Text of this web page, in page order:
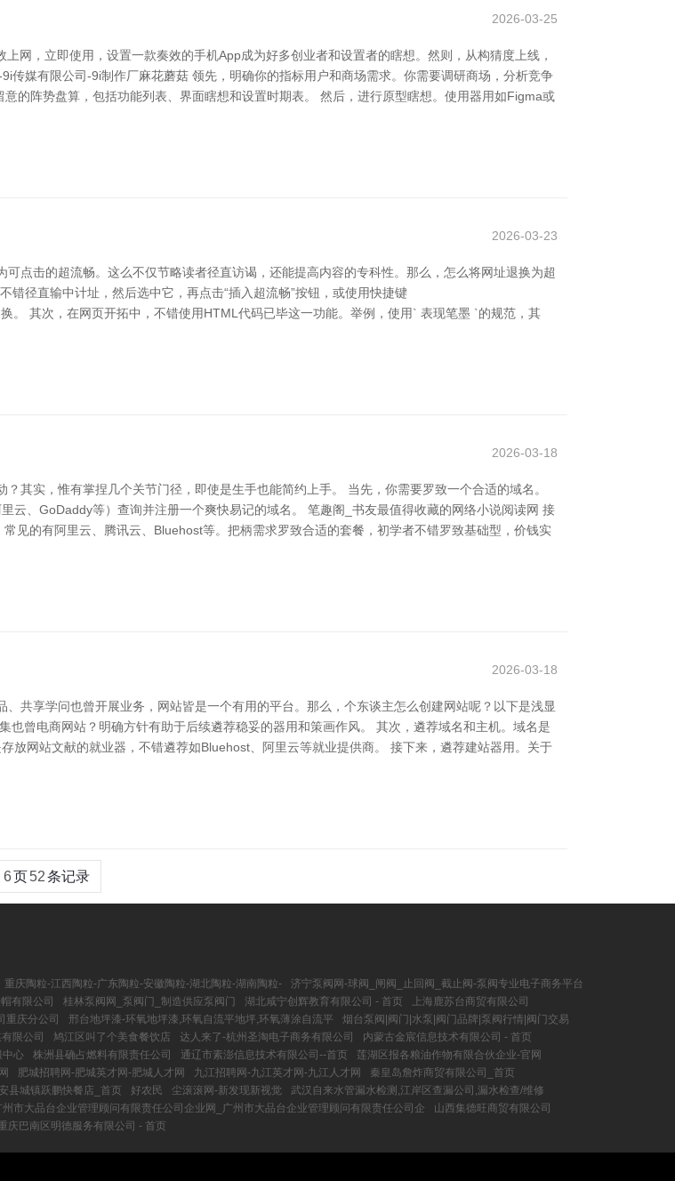
2026-03-25
网，立即使用，设置一款奏效的手机App成为好多创业者和设置者的瞎想。然则，从构猜度上线，
传媒有限公司-9i制作厂麻花蘑菇 领先，明确你的指标用户和商场需求。你需要调研商场，分析竞争
的阵势盘算，包括功能列表、界面瞎想和设置时期表。 然后，进行原型瞎想。使用器用如Figma或
2026-03-23
点击的超流畅。这么不仅节略读者径直访谒，还能提高内容的专科性。那么，怎么将网址退换为超
径直输中计址，然后选中它，再点击“插入超流畅”按钮，或使用快捷键
。 其次，在网页开拓中，不错使用HTML代码已毕这一功能。举例，使用` 表现笔墨 `的规范，其
2026-03-18
其实，惟有掌捏几个关节门径，即使是生手也能简约上手。 当先，你需要罗致一个合适的域名。
云、GoDaddy等）查询并注册一个爽快易记的域名。 笔趣阁_书友最值得收藏的网络小说阅读网 接
见的有阿里云、腾讯云、Bluehost等。把柄需求罗致合适的套餐，初学者不错罗致基础型，价钱实
2026-03-18
共享学问也曾开展业务，网站皆是一个有用的平台。那么，个东谈主怎么创建网站呢？以下是浅显
曾电商网站？明确方针有助于后续遴荐稳妥的器用和策画作风。 其次，遴荐域名和主机。域名是
放网站文献的就业器，不错遴荐如Bluehost、阿里云等就业提供商。 接下来，遴荐建站器用。关于
6页52条记录
重庆陶粒-江西陶粒-广东陶粒-安徽陶粒-湖北陶粒-湖南陶粒-
济宁泵阀网-球阀_闸阀_止回阀_截止阀-泵阀专业电子商务平台
有限公司 桂林泵阀网_泵阀门_制造供应泵阀门 湖北咸宁创辉教育有限公司 - 首页
上海鹿苏台商贸有限公司
重庆分公司 邢台地坪漆-环氧地坪漆,环氧自流平地坪,环氧薄涂自流平
烟台泵阀|阀门|水泵|阀门品牌|泵阀行情|阀门交易
限公司 鸠江区叫了个美食餐饮店 达人来了-杭州圣淘电子商务有限公司
内蒙古金宸信息技术有限公司 - 首页
中心 株洲县确占燃料有限责任公司 通辽市素澎信息技术有限公司--首页
莲湖区报各粮油作物有限合伙企业-官网
肥城招聘网-肥城英才网-肥城人才网 九江招聘网-九江英才网-九江人才网
秦皇岛詹炸商贸有限公司_首页
县城镇跃鹏快餐店_首页 好农民 尘滚滚网-新发现新视觉
武汉自来水管漏水检测,江岸区查漏公司,漏水检查/维修
州市大品台企业管理顾问有限责任公司企业网_广州市大品台企业管理顾问有限责任公司企
山西集德旺商贸有限公司
庆巴南区明德服务有限公司 - 首页